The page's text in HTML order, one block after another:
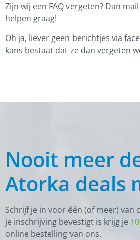
Zijn wij een FAQ vergeten? Dan
helpen graag!
Oh ja, liever geen berichtjes via
kans bestaat dat ze dan vergeten
Nooit meer
Atorka deals
Schrijf je in voor één (of meer) van
je inschrijving bevestigt is krijg je
online bestelling van ons.